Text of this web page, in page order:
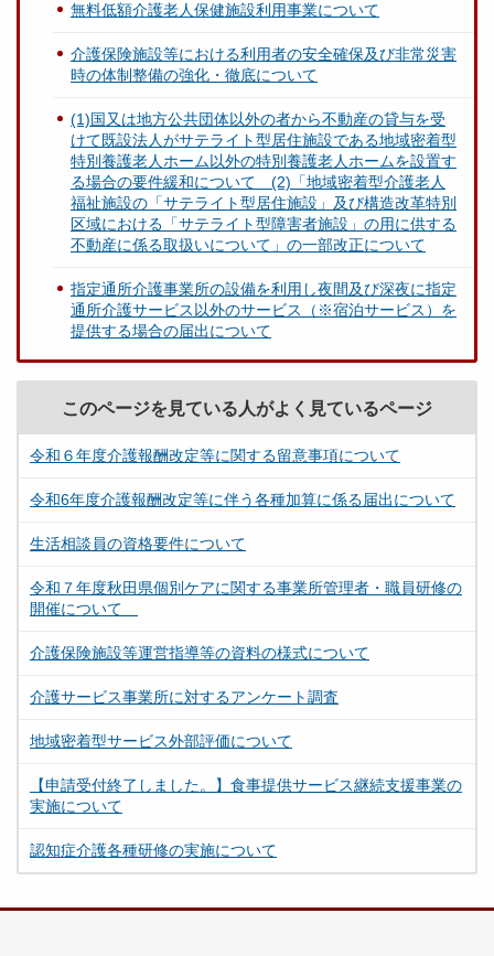
無料低額介護老人保健施設利用事業について
介護保険施設等における利用者の安全確保及び非常災害
時の体制整備の強化・徹底について
(1)国又は地方公共団体以外の者から不動産の貸与を受
けて既設法人がサテライト型居住施設である地域密着型
特別養護老人ホーム以外の特別養護老人ホームを設置す
る場合の要件緩和について (2)「地域密着型介護老人
福祉施設の「サテライト型居住施設」及び構造改革特別
区域における「サテライト型障害者施設」の用に供する
不動産に係る取扱いについて」の一部改正について
指定通所介護事業所の設備を利用し夜間及び深夜に指定
通所介護サービス以外のサービス（※宿泊サービス）を
提供する場合の届出について
このページを見ている人がよく見ているページ
令和６年度介護報酬改定等に関する留意事項について
令和6年度介護報酬改定等に伴う各種加算に係る届出について
生活相談員の資格要件について
令和７年度秋田県個別ケアに関する事業所管理者・職員研修の
開催について
介護保険施設等運営指導等の資料の様式について
介護サービス事業所に対するアンケート調査
地域密着型サービス外部評価について
【申請受付終了しました。】食事提供サービス継続支援事業の
実施について
認知症介護各種研修の実施について